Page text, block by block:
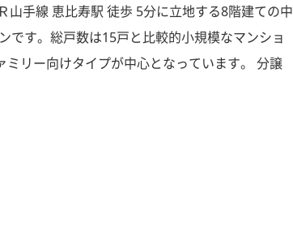
手線 恵比寿駅 徒歩 5分に立地する8階建ての中
です。総戸数は15戸と比較的小規模なマンショ
リー向けタイプが中心となっています。 分譲